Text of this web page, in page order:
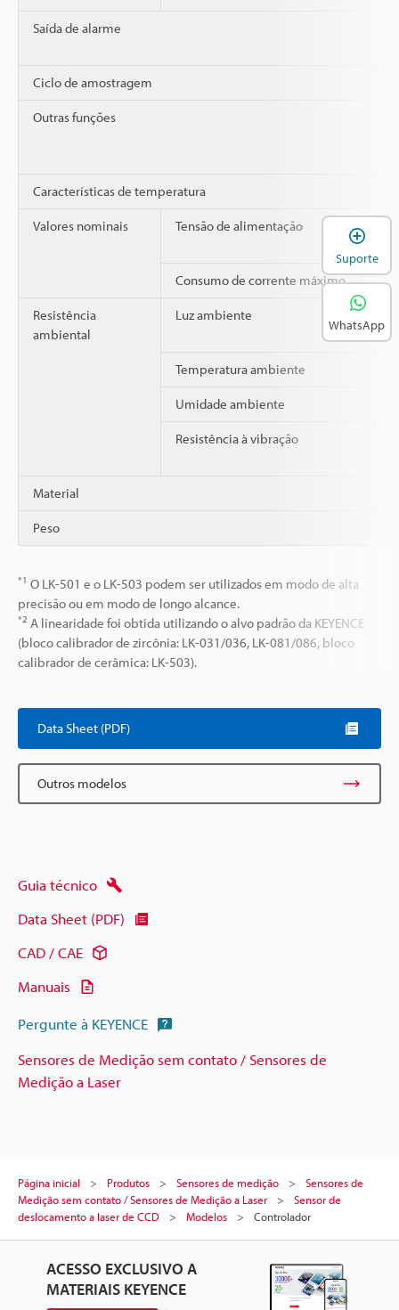
Saída de alarme
Ciclo de amostragem
Outras funções
Características de temperatura
Valores nominais Tensão de alimentação
Consumo de corrente máximo
Resistência
ambiental
Luz ambiente
Temperatura ambiente
Umidade ambiente
Resistência à vibração
Material
Peso
*1 O LK-501 e o LK-503 podem ser utilizados em modo de alta
precisão ou em modo de longo alcance.
*2 A linearidade foi obtida utilizando o alvo padrão da KEYENCE
(bloco calibrador de zircônia: LK-031/036, LK-081/086, bloco
calibrador de cerâmica: LK-503).
Data Sheet (PDF)
Outros modelos
Guia técnico
Data Sheet (PDF)
CAD / CAE
Manuais
Pergunte à KEYENCE
Sensores de Medição sem contato / Sensores de
Medição a Laser
Página inicial Produtos Sensores de medição
Sensores de
Medição sem contato / Sensores de Medição a Laser
Sensor de
deslocamento a laser de CCD
Modelos Controlador
ACESSO EXCLUSIVO A
MATERIAIS KEYENCE
Suporte
WhatsApp